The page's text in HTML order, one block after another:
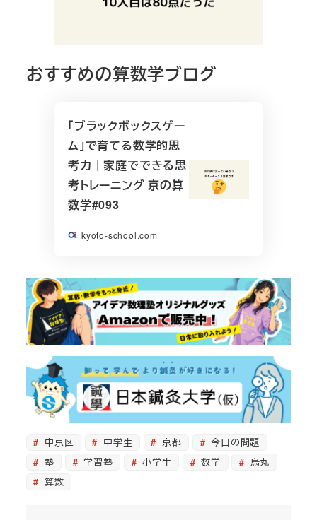
おすすめの算数学ブログ
「ブラックボックスゲー
ム」で育てる数学的思
考力｜家庭でできる思
考トレーニング 京の算
数学#093
kyoto-school.com
中京区 中学生 京都
今日の問題
塾
学習塾 小学生 数学
烏丸
算数